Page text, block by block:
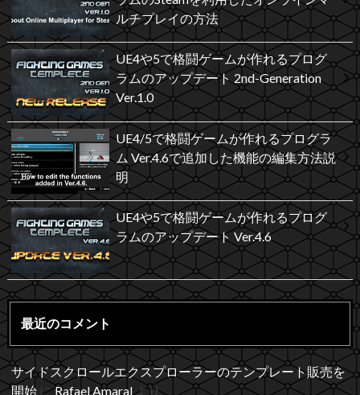
ルチプレイの方法
UE4や5で格闘ゲームが作れるプログ
ラムのアップデート 2nd-Generation
Ver.1.0
UE4/5で格闘ゲームが作れるプログラ
ム Ver.4.6で追加した機能の編集方法説
明
UE4や5で格闘ゲームが作れるプログ
ラムのアップデート Ver.4.6
最近のコメント
サイドスクロールエクスプローラーのテンプレート販売を
開始にRafael Amaralより